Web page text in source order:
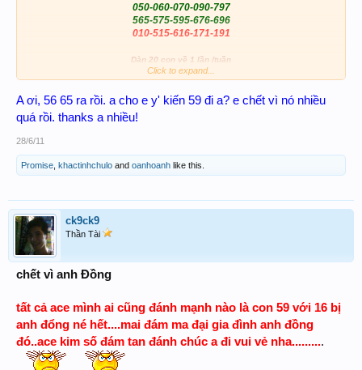
050-060-070-090-797
565-575-595-676-696
010-515-616-171-191
Dàn 20 con về 1 lần /tuần
Dàn 30 con về ít nhất 2 lần /tuần
Chúc ACE tuần mới nhiều thắng lợi
Click to expand...
A ơi, 56 65 ra rồi. a cho e y' kiến 59 đi a? e chết vì nó nhiều
quá rồi. thanks a nhiều!
28/6/11
Promise khactinhchulo and oanhoanh like this.
ck9ck9
Thần Tài
chết vì anh Đồng
tất cả ace mình ai cũng đánh mạnh nào là con 59 với 16 bị
anh đổng né hết....mai đám ma đại gia đình anh đồng
đó..ace kim số đám tan đánh chúc a đi vui vẻ nha..........